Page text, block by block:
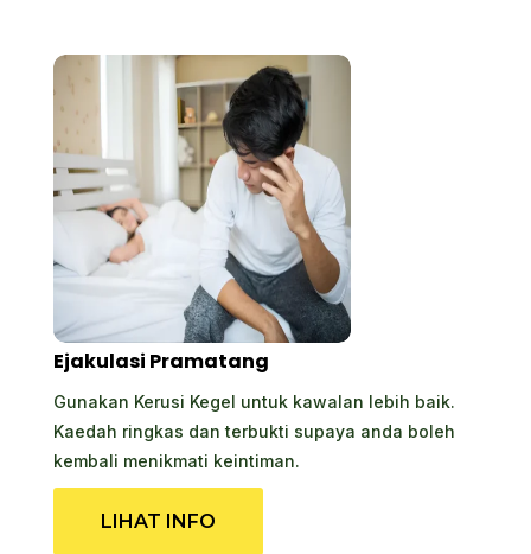
Ejakulasi Pramatang
Gunakan Kerusi Kegel untuk kawalan lebih baik.
Kaedah ringkas dan terbukti supaya anda boleh
kembali menikmati keintiman.
LIHAT INFO